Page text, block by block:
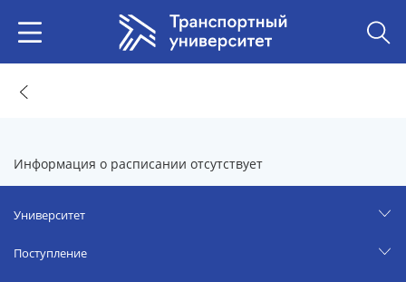
Информация о расписании отсутствует
Университет
Поступление